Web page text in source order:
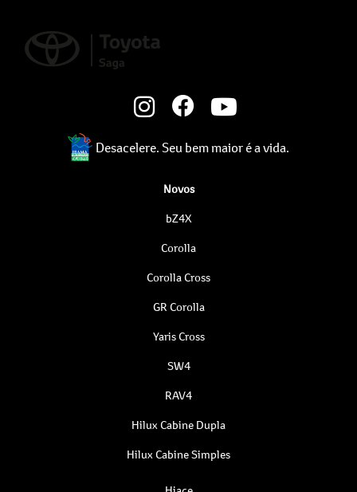
Desacelere. Seu bem maior é a vida.
Novos
bZ4X
Corolla
Corolla Cross
GR Corolla
Yaris Cross
SW4
RAV4
Hilux Cabine Dupla
Hilux Cabine Simples